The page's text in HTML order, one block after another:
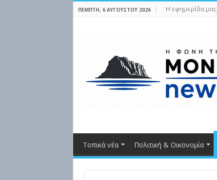
ΠΈΜΠΤΗ, 6 ΑΥΓΟΎΣΤΟΥ 2026 Η εφημερίδα μας
Τοπικά νέα Πολιτική & Οικονομία